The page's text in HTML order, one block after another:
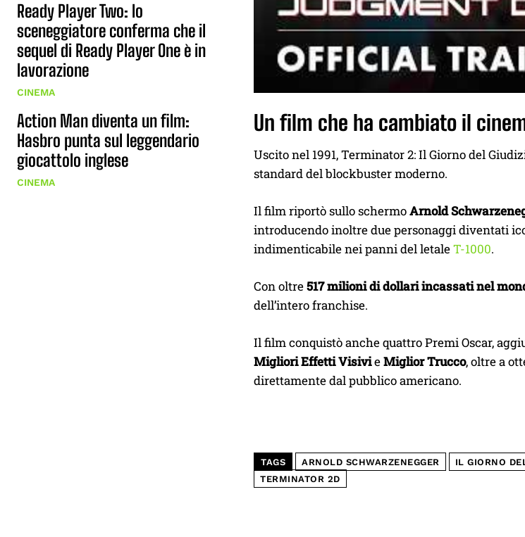
Ready Player Two: lo
sceneggiatore conferma che il
sequel di Ready Player One è in
lavorazione
CINEMA
Action Man diventa un film:
Hasbro punta sul leggendario
giocattolo inglese
CINEMA
Un film che ha cambiato il
Uscito nel 1991, Terminator 2: Il Giorno del
standard del blockbuster moderno.
Il film riportò sullo schermoArnold
introducendo inoltre due personaggi diventati
indimenticabile nei panni del letaleT-1000.
Con oltre517 milioni di dollari incassati nel
dell’intero franchise.
Il film conquistò anche quattro Premi Oscar,
Migliori Effetti VisivieMiglior Trucco, oltre a
direttamente dal pubblico americano.
TAGS ARNOLD SCHWARZENEGGER IL GIORNO
TERMINATOR 2D